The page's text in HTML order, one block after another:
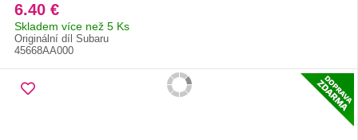
6.40 €
Skladem více než 5 Ks
Originální díl Subaru
45668AA000